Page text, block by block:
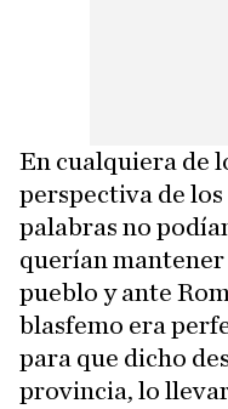
En cualquiera de
perspectiva de los
palabras no
querían mantener
pueblo y ante
blasfemo era
para que dicho
provincia, lo